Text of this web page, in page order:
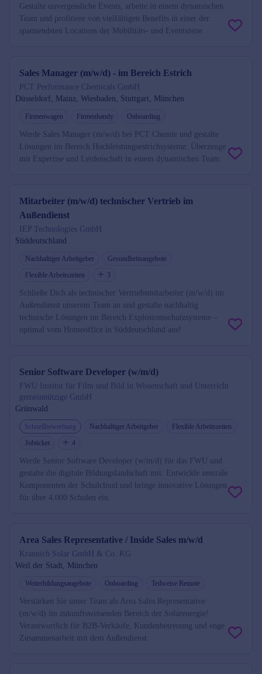
Gestalte unvergessliche Events, arbeite in einem dynamischen
Team und profitiere von vielfältigen Benefits in einer der
spannendsten Locations der Mobilitäts- und Eventszene.
Sales Manager (m/w/d) - im Bereich Estrich
PCT Performance Chemicals GmbH
Düsseldorf, Mainz, Wiesbaden, Stuttgart, München
Firmenwagen Firmenhandy Onboarding
Werde Sales Manager (m/w/d) bei PCT Chemie und gestalte
Lösungen im Bereich Hochleistungsestrichsysteme. Überzeuge
mit Expertise und Leidenschaft in einem dynamischen Team.
Mitarbeiter (m/w/d) technischer Vertrieb im
Außendienst
IEP Technologies GmbH
Süddeutschland
Nachhaltiger Arbeitgeber
Gesundheitsangebote
Flexible Arbeitszeiten
3
Schließe Dich als technischer Vertriebsmitarbeiter (m/w/d) im
Außendienst unserem Team an und gestalte nachhaltig
technische Lösungen im Bereich Explosionsschutzsysteme –
optimal vom Homeoffice in Süddeutschland aus!
Senior Software Developer (w/m/d)
FWU Institut für Film und Bild in Wissenschaft und Unterricht
gemeinnützige GmbH
Grünwald
Schnellbewerbung Nachhaltiger Arbeitgeber
Flexible Arbeitszeiten
Jobticket
4
Werde Senior Software Developer (w/m/d) für das FWU und
gestalte die digitale Bildungslandschaft mit. Entwickle zentrale
Komponenten der Schulcloud und bringe innovative Lösungen
für über 4.000 Schulen ein.
Area Sales Representative / Inside Sales m/w/d
Krannich Solar GmbH & Co. KG
Weil der Stadt, München
Weiterbildungsangebote Onboarding Teilweise Remote
Verstärken Sie unser Team als Area Sales Representative
(m/w/d) im zukunftsweisenden Bereich der Solarenergie!
Verantwortlich für B2B-Verkäufe, Kundenbetreuung und enge
Zusammenarbeit mit dem Außendienst.